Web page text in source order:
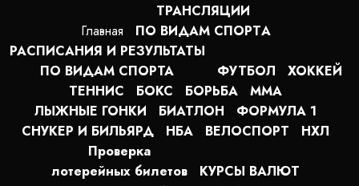
Главная
ТРАНСЛЯЦИИ
ПО ВИДАМ СПОРТA
РАСПИСАНИЯ И РЕЗУЛЬТАТЫ
ПО ВИДАМ СПОРТА
ФУТБОЛ
ХОККЕЙ
ТЕННИС
БОКС БОРЬБА
MMA
ЛЫЖНЫЕ ГОНКИ
БИАТЛОН
ФОРМУЛА 1
СНУКЕР И БИЛЬЯРД
НБА ВЕЛОСПОРТ
НХЛ
Проверка
лотерейных билетов
КУРСЫ ВАЛЮТ